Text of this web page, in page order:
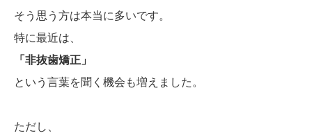
そう思う方は本当に多いです。
特に最近は、
「非抜歯矯正」
という言葉を聞く機会も増えました。
ただし、